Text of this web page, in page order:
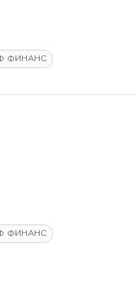
ФИНАНС
ФИНАНС